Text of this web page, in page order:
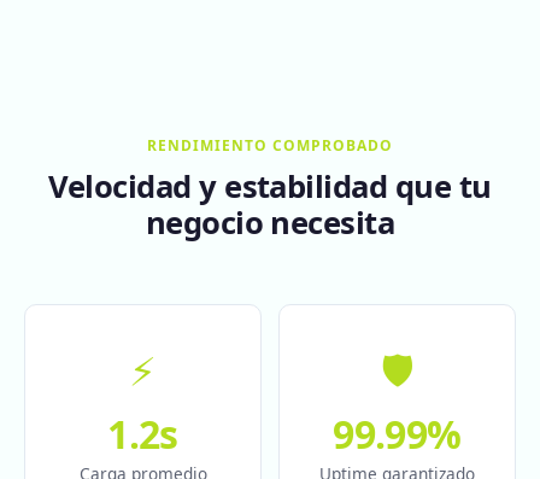
RENDIMIENTO COMPROBADO
Velocidad y estabilidad que tu
negocio necesita
⚡
1.2s
Carga promedio
🛡️
99.99%
Uptime garantizado